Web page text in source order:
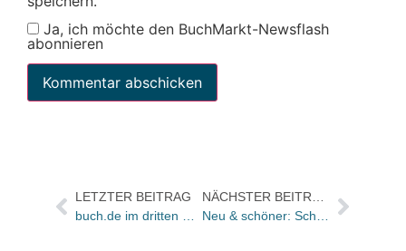
Ja, ich möchte den BuchMarkt-Newsflash
abonnieren
LETZTER BEITRAG